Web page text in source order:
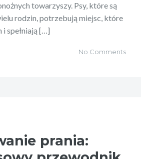
towarzyszy. Psy, które są
rodzin, potrzebują miejsc, które
i spełniają […]
No Comments
prania: